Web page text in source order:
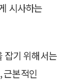
시사하는
잡기 위해서는
근본적인